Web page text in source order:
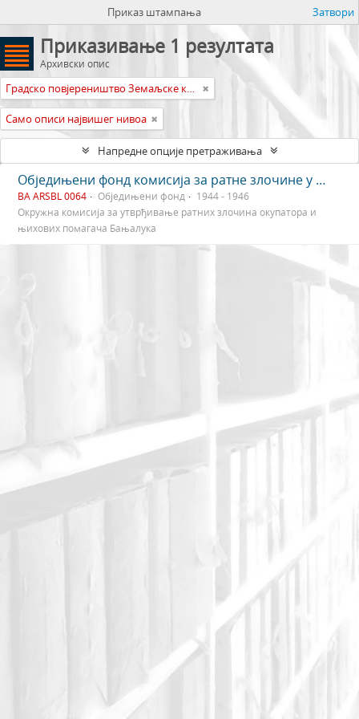
Приказ штампања Затвори
Приказивање 1 резултата
Архивски опис
Градско повјереништво Земаљске комисије Босне и Херцеговине за утврђивање ратних злочина окупатора и њихових помагача Бањалука
Само описи највишег нивоа
Напредне опције претраживања
Обједињени фонд комисија за ратне злочине у Бањалуци
BA ARSBL 0064 Обједињени фонд
1944 - 1946
Окружна комисија за утврђивање ратних злочина окупатора и
њихових помагача Бањалука